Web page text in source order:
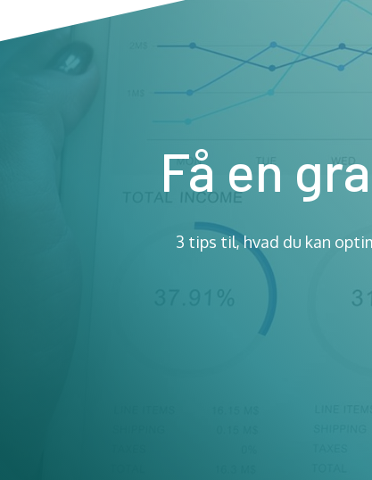
Få en
3 tips til, hvad du kan